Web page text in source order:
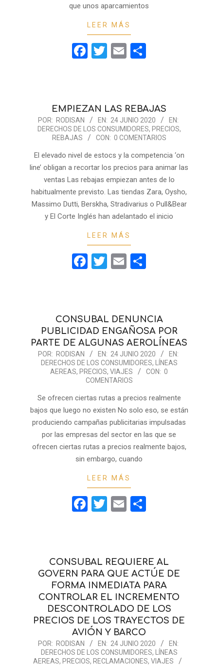
que unos aparcamientos
LEER MÁS
Facebook
Twitter
Email
EMPIEZAN LAS REBAJAS
2020-
06-
POR: RODISAN EN: 24 JUNIO 2020
EN:
DERECHOS DE LOS CONSUMIDORES, PRECIOS,
REBAJAS
CON: 0 COMENTARIOS
El elevado nivel de estocs y la competencia ‘on
line’ obligan a recortar los precios para animar las
ventas Las rebajas empiezan antes de lo
habitualmente previsto. Las tiendas Zara, Oysho,
Massimo Dutti, Berskha, Stradivarius o Pull&Bear
y El Corte Inglés han adelantado el inicio
LEER MÁS
Facebook
Twitter
Email
CONSUBAL DENUNCIA
PUBLICIDAD ENGAÑOSA POR
PARTE DE ALGUNAS AEROLÍNEAS
2020-POR: RODISAN EN: 24 JUNIO 2020
EN:
DERECHOS DE LOS CONSUMIDORES, LÍNEAS
AEREAS, PRECIOS, VIAJES CON: 0
COMENTARIOS
Se ofrecen ciertas rutas a precios realmente
bajos que luego no existen No solo eso, se están
produciendo campañas publicitarias impulsadas
por las empresas del sector en las que se
ofrecen ciertas rutas a precios realmente bajos,
sin embargo, cuando
LEER MÁS
Facebook
Twitter
Email
CONSUBAL REQUIERE AL
GOVERN PARA QUE ACTÚE DE
FORMA INMEDIATA PARA
CONTROLAR EL INCREMENTO
DESCONTROLADO DE LOS
PRECIOS DE LOS TRAYECTOS DE
AVIÓN Y BARCO
2020-POR: RODISAN EN: 24 JUNIO 2020
EN:
DERECHOS DE LOS CONSUMIDORES, LÍNEAS
AEREAS, PRECIOS, RECLAMACIONES, VIAJES